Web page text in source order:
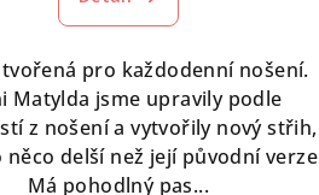
pro každodenní nošení.
Matylda jsme upravily podle
z nošení a vytvořily nový střih,
něco delší než její původní
Má pohodlný pas...